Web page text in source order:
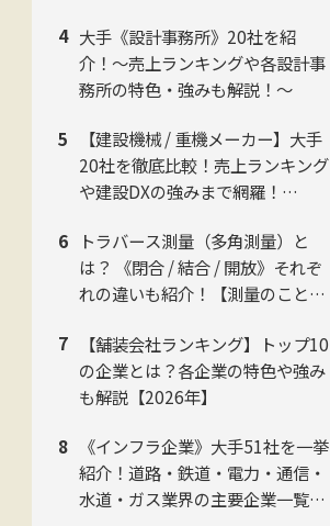
大手《設計事務所》20社を紹
介！〜売上ランキングや各設計事
務所の特色・強みも解説！〜
【建設機械 / 重機メーカー】大手
20社を徹底比較！売上ランキング
や建設DXの強みまで網羅！
トラバース測量（多角測量）と
は？ 《閉合 / 結合 / 開放》それぞ
れの違いも紹介！【測量のことイ
【舗装会社ランキング】トップ10
の企業とは？各企業の特色や強み
も解説【2026年】
《インフラ企業》大手51社を一挙
紹介！道路・鉄道・電力・通信・
水道・ガス業界の主要企業一覧！